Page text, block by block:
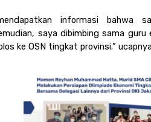
informasi bahwa
saya dibimbing sama
ke OSN tingkat provinsi.”